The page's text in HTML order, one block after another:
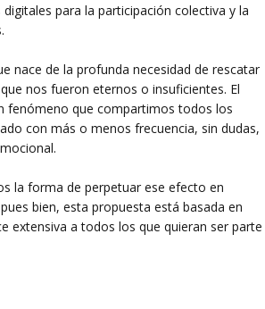
para la participación colectiva y la
nace de la profunda necesidad de rescatar
nos fueron eternos o insuficientes. El
fenómeno que compartimos todos los
con más o menos frecuencia, sin dudas,
la forma de perpetuar ese efecto en
bien, esta propuesta está basada en
extensiva a todos los que quieran ser parte